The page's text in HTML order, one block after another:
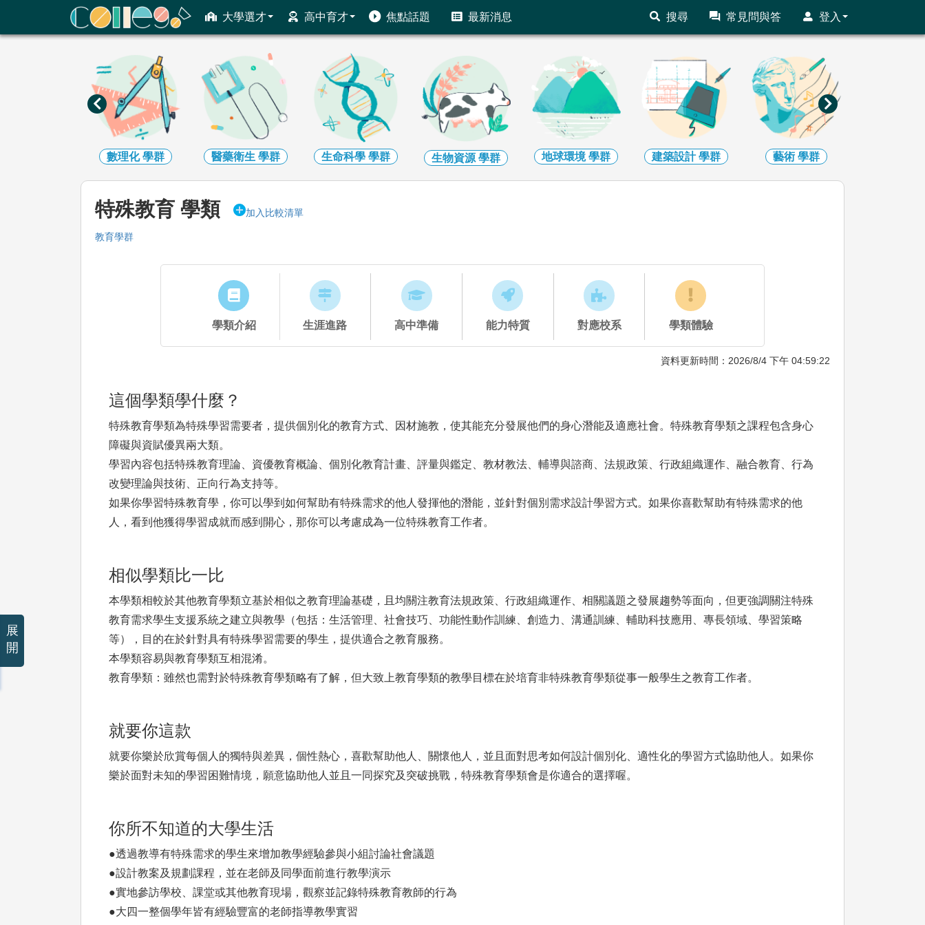
大學選才 高中育才 焦點話題 最新消息 搜尋 常見問與答 登入
ColleGo! 大學選才與高中育才輔助系統
數理化學群 醫藥衛生 學群 生命科學 學群 生物資源學群 地球環境學群 建築設計學群 藝術 學群
特殊教育 學類 加入比較清單
教育學群
學類介紹 生涯進路 高中準備 能力特質 對應校系 學類體驗
資料更新時間：2026/8/4 下午 04:59:22
這個學類學什麼？
特殊教育學類為特殊學習需要者，提供個別化的教育方式、因材施教，使其能充分發展他們的身心潛能及適應社會。特殊教育學類之課程包含身心
障礙與資賦優異兩大類。
學習內容包括特殊教育理論、資優教育概論、個別化教育計畫、評量與鑑定、教材教法、輔導與諮商、法規政策、行政組織運作、融合教育、行為
改變理論與技術、正向行為支持等。
如果你學習特殊教育學，你可以學到如何幫助有特殊需求的他人發揮他的潛能，並針對個別需求設計學習方式。如果你喜歡幫助有特殊需求的他
人，看到他獲得學習成就而感到開心，那你可以考慮成為一位特殊教育工作者。
相似學類比一比
本學類相較於其他教育學類立基於相似之教育理論基礎，且均關注教育法規政策、行政組織運作、相關議題之發展趨勢等面向，但更強調關注特殊
教育需求學生支援系統之建立與教學（包括：生活管理、社會技巧、功能性動作訓練、創造力、溝通訓練、輔助科技應用、專長領域、學習策略
等），目的在於針對具有特殊學習需要的學生，提供適合之教育服務。
本學類容易與教育學類互相混淆。
教育學類：雖然也需對於特殊教育學類略有了解，但大致上教育學類的教學目標在於培育非特殊教育學類從事一般學生之教育工作者。
就要你這款
就要你樂於欣賞每個人的獨特與差異，個性熱心，喜歡幫助他人、關懷他人，並且面對思考如何設計個別化、適性化的學習方式協助他人。如果你
樂於面對未知的學習困難情境，願意協助他人並且一同探究及突破挑戰，特殊教育學類會是你適合的選擇喔。
你所不知道的大學生活
●透過教導有特殊需求的學生來增加教學經驗參與小組討論社會議題
●設計教案及規劃課程，並在老師及同學面前進行教學演示
●實地參訪學校、課堂或其他教育現場，觀察並記錄特殊教育教師的行為
●大四一整個學年皆有經驗豐富的老師指導教學實習
展
開